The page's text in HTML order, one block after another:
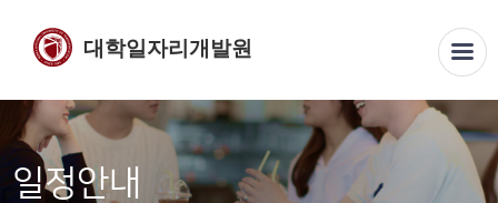
대학일자리개발원
일정안내